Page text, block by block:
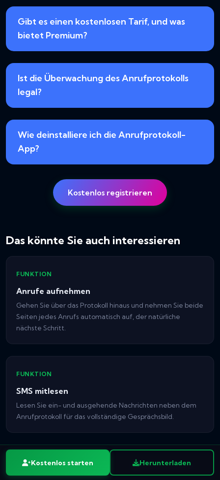
Gibt es einen kostenlosen Tarif, und was
bietet Premium?
Ist die Überwachung des Anrufprotokolls
legal?
Wie deinstalliere ich die Anrufprotokoll-
App?
Kostenlos registrieren
Das könnte Sie auch interessieren
FUNKTION
Anrufe aufnehmen
Gehen Sie über das Protokoll hinaus und nehmen Sie beide
Seiten jedes Anrufs automatisch auf, der natürliche
nächste Schritt.
FUNKTION
SMS mitlesen
Lesen Sie ein- und ausgehende Nachrichten neben dem
Anrufprotokoll für das vollständige Gesprächsbild.
HAUPTSEITE
Kostenlos registrieren Herunterladen
Kostenlos starten Herunterladen